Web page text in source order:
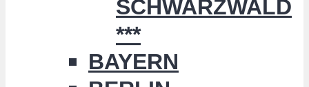
SCHWARZWALD
***
BAYERN